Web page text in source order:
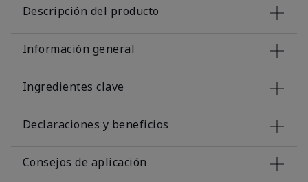
Descripción del producto
Información general
Ingredientes clave
Declaraciones y beneficios
Consejos de aplicación